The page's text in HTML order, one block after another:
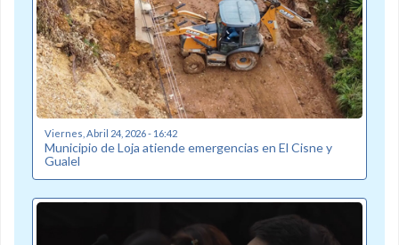
Viernes, Abril 24, 2026 - 16:42
Municipio de Loja atiende emergencias en El Cisne y
Gualel